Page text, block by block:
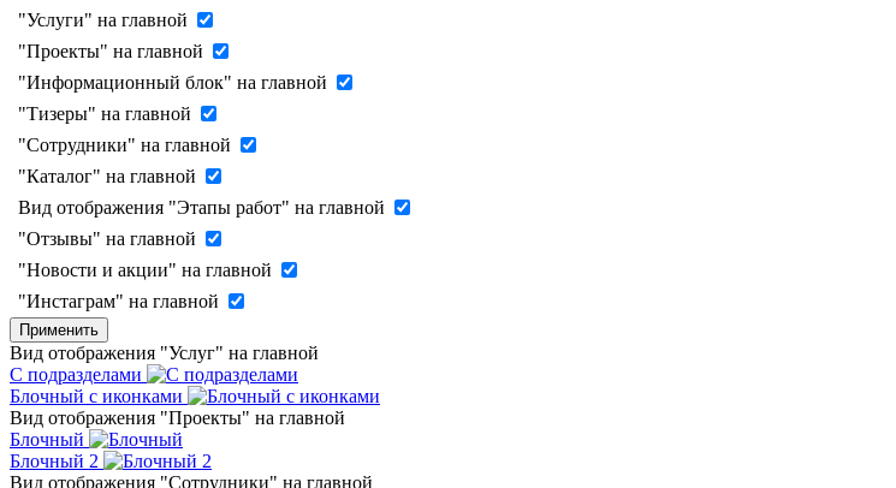
"Услуги" на главной
"Проекты" на главной
"Информационный блок" на главной
"Тизеры" на главной
"Сотрудники" на главной
"Каталог" на главной
Вид отображения "Этапы работ" на главной
"Отзывы" на главной
"Новости и акции" на главной
"Инстаграм" на главной
Применить
Вид отображения "Услуг" на главной
С подразделами
Блочный с иконками
Вид отображения "Проекты" на главной
Блочный
Блочный 2
Вид отображения "Сотрудники" на главной